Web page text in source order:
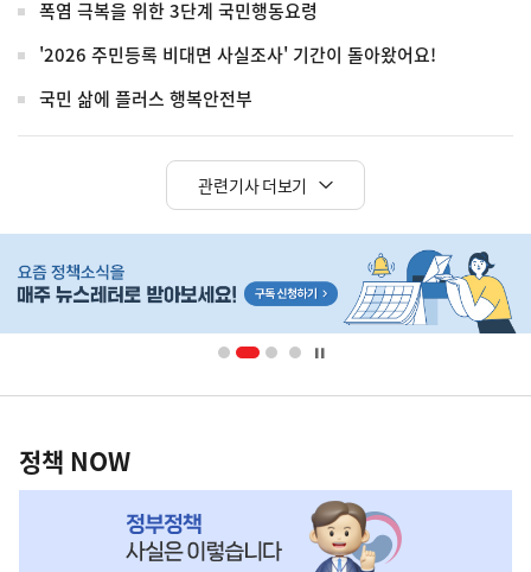
폭염 극복을 위한 3단계 국민행동요령
'2026 주민등록 비대면 사실조사' 기간이 돌아왔어요!
국민 삶에 플러스 행복안전부
관련기사 더보기
단
배
영
책
NOW,
정책 NOW